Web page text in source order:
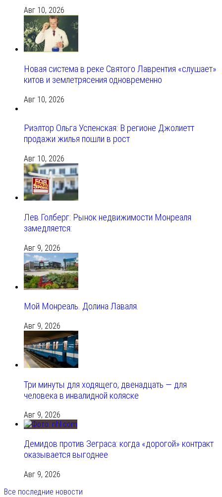
Авг 10, 2026
Новая система в реке Святого Лаврентия «слушает»
китов и землетрясения одновременно
Авг 10, 2026
Риэлтор Ольга Успенская: В регионе Джолиетт
продажи жилья пошли в рост
Авг 10, 2026
Лев Голберг: Рынок недвижимости Монреаля
замедляется:
Авг 9, 2026
Мой Монреаль. Долина Лаваля.
Авг 9, 2026
Три минуты для ходящего, двенадцать — для
человека в инвалидной коляске
Авг 9, 2026
Демидов против Зеграса: когда «дорогой» контракт
оказывается выгоднее
Авг 9, 2026
Все последние новости